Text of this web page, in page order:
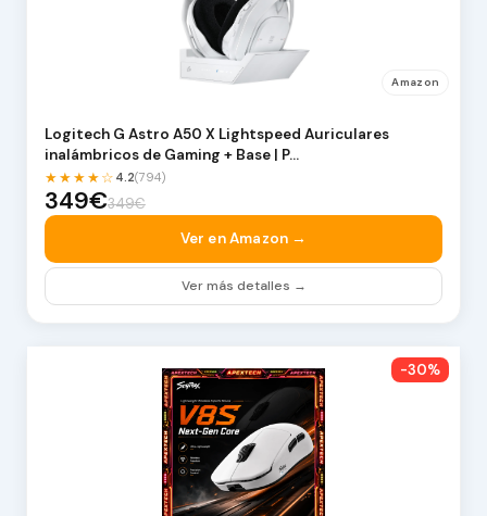
Amazon
Logitech G Astro A50 X Lightspeed Auriculares
inalámbricos de Gaming + Base | P…
★★★★☆ 4.2(794)
349€349€
Ver en Amazon →
Ver más detalles →
-30%